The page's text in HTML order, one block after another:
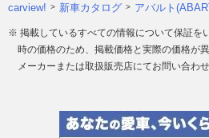
carview! 新車カタログ アバルト
※ 掲載しているすべての情報について保証を
時の価格のため、掲載価格と実際の価格が
メーカーまたは取扱販売店にてお問い合わせ